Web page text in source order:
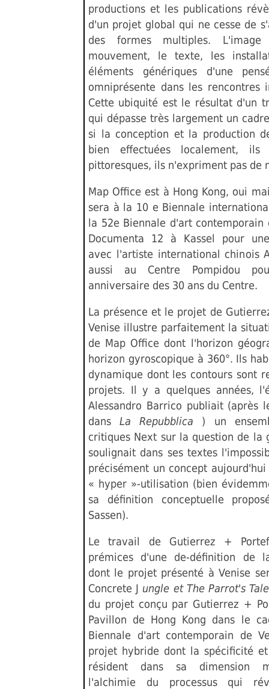
productions et les publications
d'un projet global qui ne cesse de
des formes multiples.
mouvement, le texte, les
éléments génériques d'une
omniprésente dans les rencontres
Cette ubiquité est le résultat d'un
qui dépasse très largement un
si la conception et la production
bien effectuées localement,
pittoresques, ils n'expriment pas de
Map Office est à Hong Kong, oui
sera à la 10 e Biennale
la 52e Biennale d'art contemporain
Documenta 12 à Kassel pour
avec l'artiste international chinois
aussi au Centre Pompidou
anniversaire des 30 ans du Centre.
La présence et le projet de
Venise illustre parfaitement la
de Map Office dont l'horizon
horizon gyroscopique à 360°. Ils
dynamique dont les contours sont
projets. Il y a quelques années,
Alessandro Barrico publiait (après
dansLa Repubblica ) un
critiques Next sur la question de la
soulignait dans ses textes
précisément un concept
« hyper »-utilisation (bien
sa définition conceptuelle
Sassen).
Le travail de Gutierrez +
prémices d'une de-définition de
dont le projet présenté à Venise
Concrete J ungle et The Parrot's
du projet conçu par Gutierrez +
Pavillon de Hong Kong dans le
Biennale d'art contemporain de
projet hybride dont la spécificité
résident dans sa dimension
l'alchimie du processus qui